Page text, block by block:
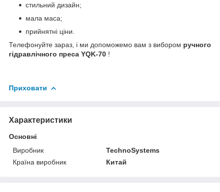
стильний дизайн;
мала маса;
прийнятні ціни.
Телефонуйте зараз, і ми допоможемо вам з вибором ручного
гідравлічного преса YQK-70 !
Приховати
Характеристики
Основні
Виробник
TechnoSystems
Країна виробник
Китай